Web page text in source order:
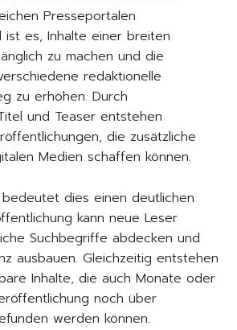
Presseportalen
ist es, Inhalte einer breiten
zu machen und die
redaktionelle
zu erhöhen. Durch
und Teaser entstehen
die zusätzliche
Medien schaffen können.
dies einen deutlichen
kann neue Leser
Suchbegriffe abdecken und
ausbauen. Gleichzeitig entstehen
Inhalte, die auch Monate oder
noch über
werden können.